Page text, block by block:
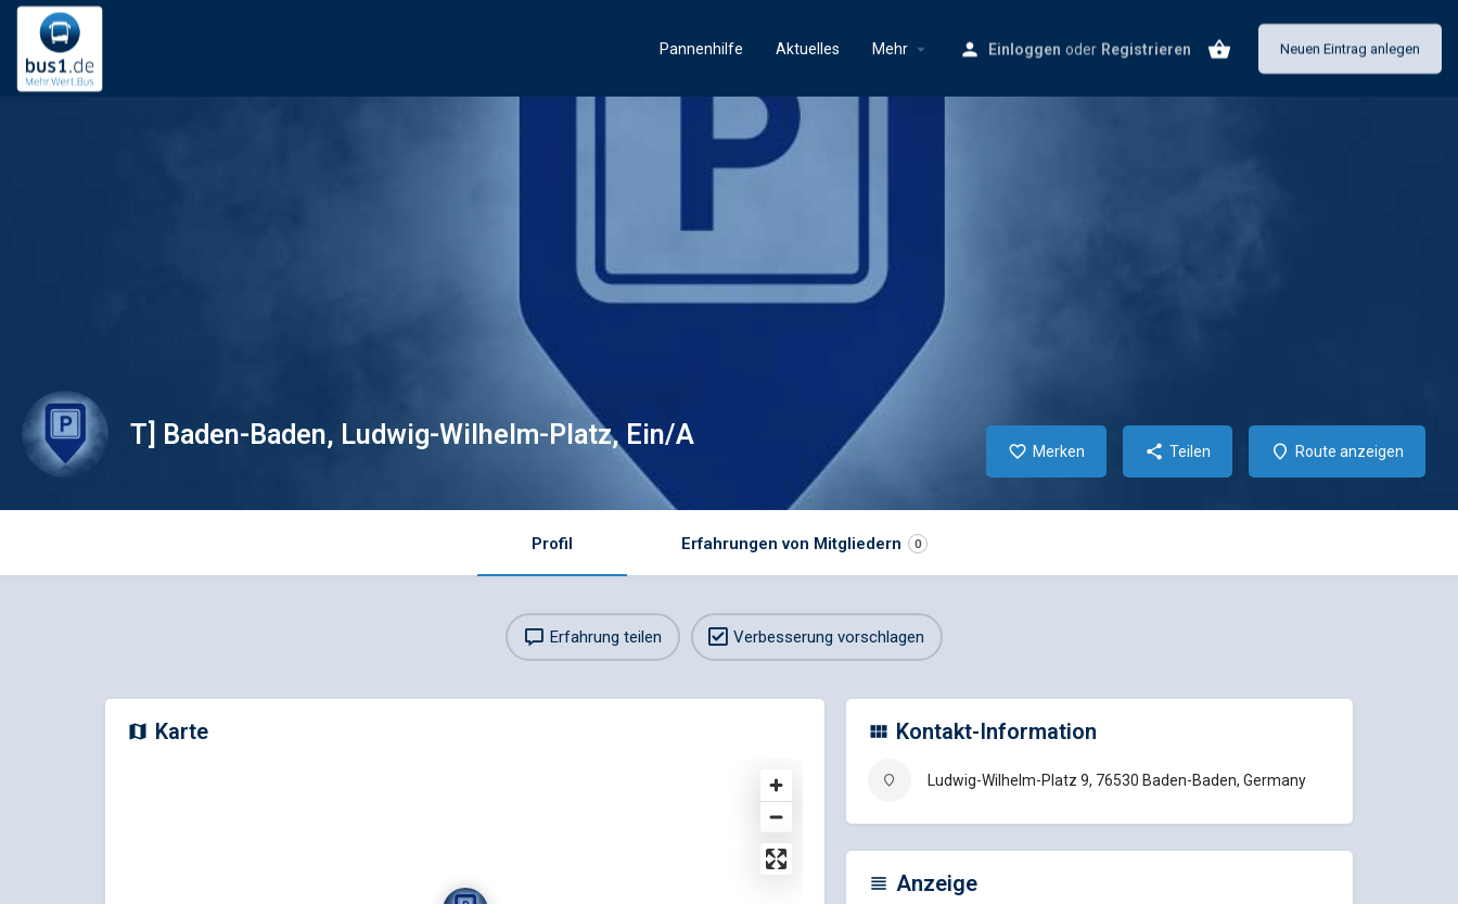
Pannenhilfe Aktuelles Mehr Einloggen oder Registrieren Neuen Eintrag anlegen
T] Baden-Baden, Ludwig-Wilhelm-Platz, Ein/A
Merken Teilen Route anzeigen
Profil Erfahrungen von Mitgliedern 0
Erfahrung teilen Verbesserung vorschlagen
Karte Kontakt-Information
Ludwig-Wilhelm-Platz 9, 76530 Baden-Baden, Germany
Anzeige